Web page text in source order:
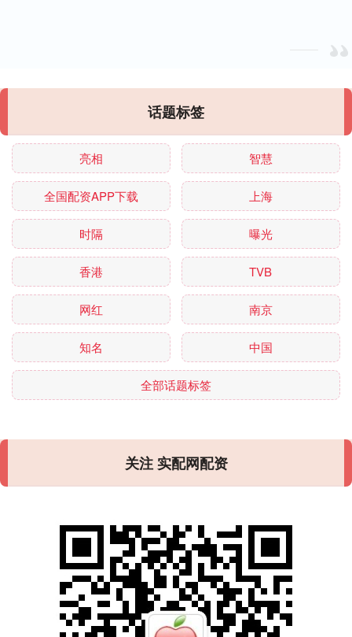
话题标签
亮相 智慧
全国配资APP下载 上海
时隔 曝光
香港 TVB
网红 南京
知名 中国
全部话题标签
关注 实配网配资